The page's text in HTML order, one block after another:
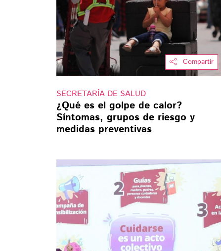
Compartir
SECRETARÍA DE SALUD
¿Qué es el golpe de calor?
Síntomas, grupos de riesgo y
medidas preventivas